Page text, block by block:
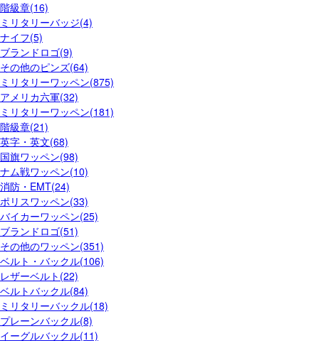
階級章(16)
ミリタリーバッジ(4)
ナイフ(5)
ブランドロゴ(9)
その他のピンズ(64)
ミリタリーワッペン(875)
アメリカ六軍(32)
ミリタリーワッペン(181)
階級章(21)
英字・英文(68)
国旗ワッペン(98)
ナム戦ワッペン(10)
消防・EMT(24)
ポリスワッペン(33)
バイカーワッペン(25)
ブランドロゴ(51)
その他のワッペン(351)
ベルト・バックル(106)
レザーベルト(22)
ベルトバックル(84)
ミリタリーバックル(18)
プレーンバックル(8)
イーグルバックル(11)